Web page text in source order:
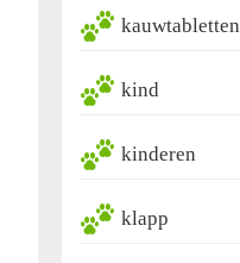
kauwtabletten
kind
kinderen
klapp